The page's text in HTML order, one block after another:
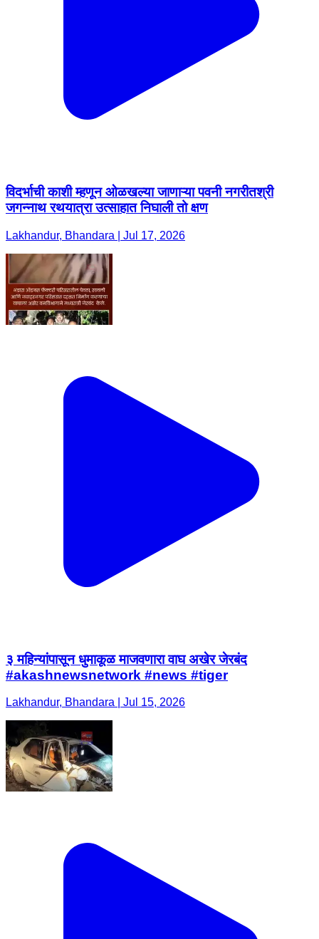
विदर्भाची काशी म्हणून ओळखल्या जाणाऱ्या पवनी नगरीतश्री
जगन्नाथ रथयात्रा उत्साहात निघाली तो क्षण
Lakhandur, Bhandara | Jul 17, 2026
३ महिन्यांपासून धुमाकूळ माजवणारा वाघ अखेर जेरबंद
#akashnewsnetwork #news #tiger
Lakhandur, Bhandara | Jul 15, 2026